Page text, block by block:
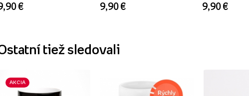
€ 9,90 € 9,90 €
tiež sledovali
AKCIA